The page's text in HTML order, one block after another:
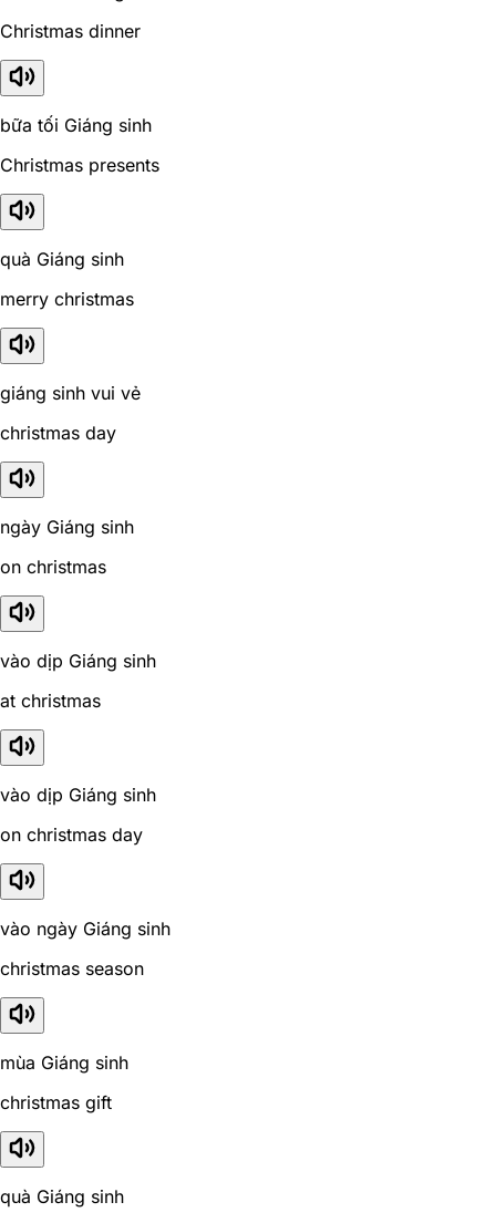
Christmas dinner
bữa tối Giáng sinh
Christmas presents
quà Giáng sinh
merry christmas
giáng sinh vui vẻ
christmas day
ngày Giáng sinh
on christmas
vào dịp Giáng sinh
at christmas
vào dịp Giáng sinh
on christmas day
vào ngày Giáng sinh
christmas season
mùa Giáng sinh
christmas gift
quà Giáng sinh